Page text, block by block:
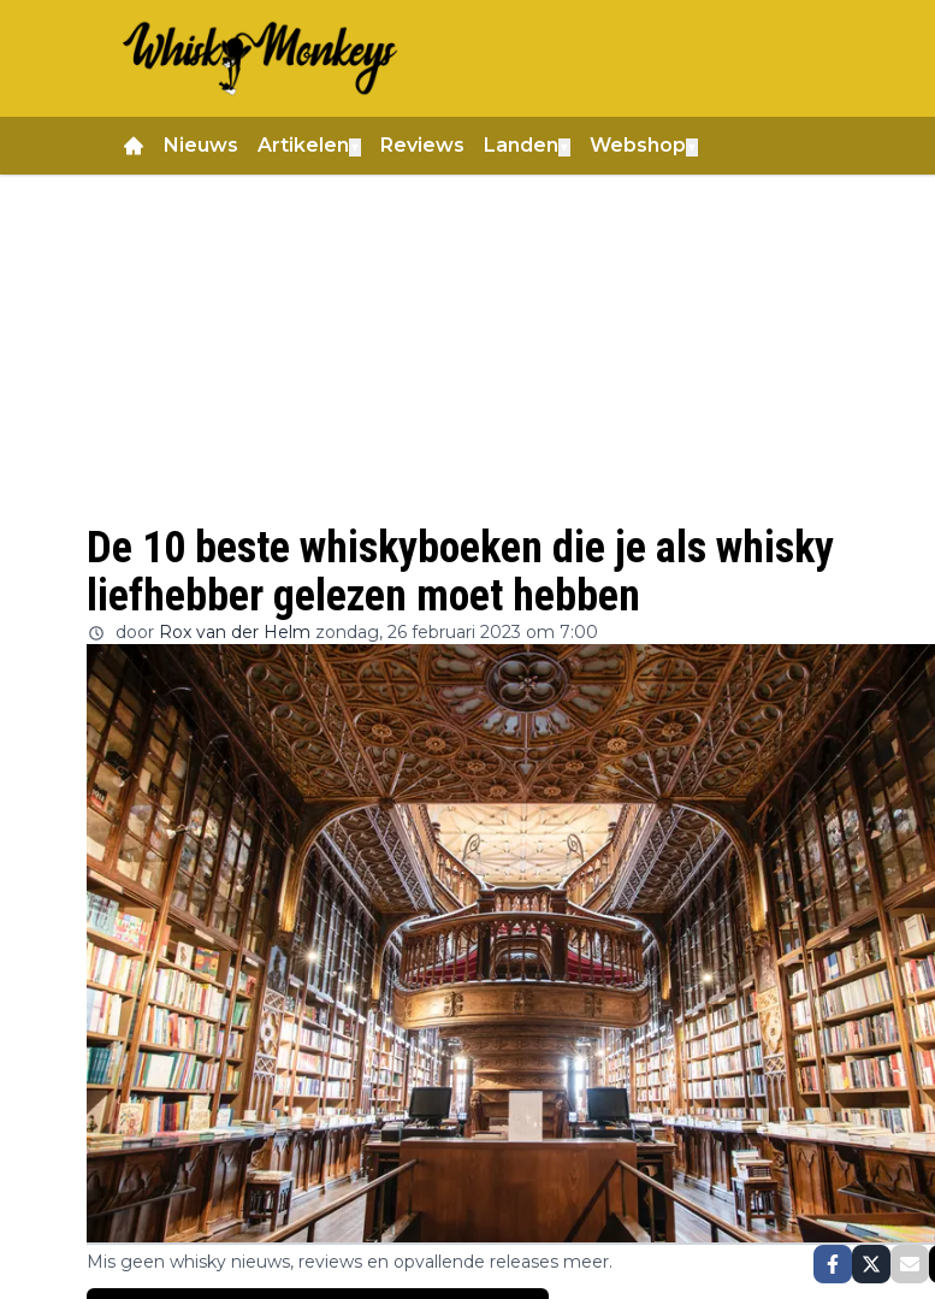
Nieuws Artikelen Reviews Landen Webshop
De 10 beste whiskyboeken die je als whisky
liefhebber gelezen moet hebben
door Rox van der Helm zondag, 26 februari 2023 om 7:00
Mis geen whisky nieuws, reviews en opvallende releases meer.